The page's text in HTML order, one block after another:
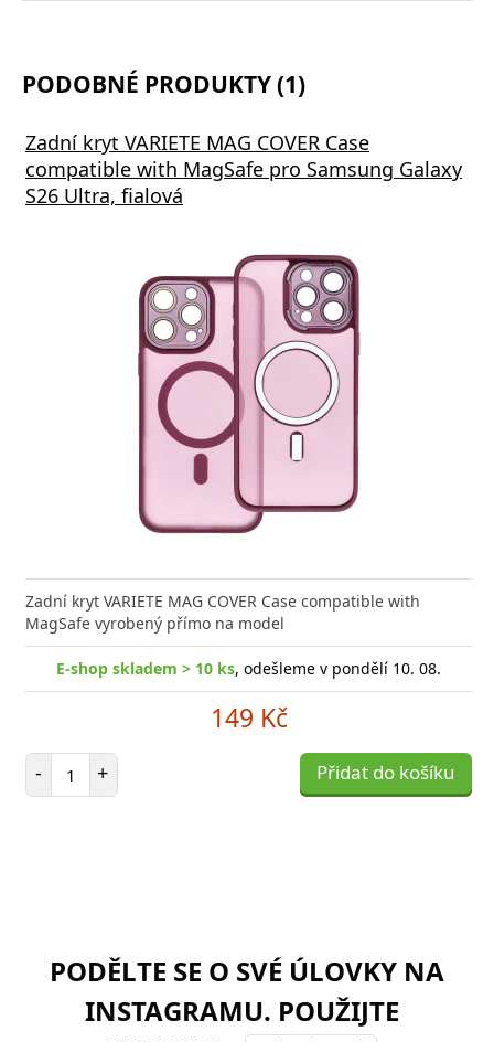
PODOBNÉ PRODUKTY (1)
Zadní kryt VARIETE MAG COVER Case
compatible with MagSafe pro Samsung Galaxy
S26 Ultra, fialová
Zadní kryt VARIETE MAG COVER Case compatible with
MagSafe vyrobený přímo na model
E-shop skladem > 10 ks, odešleme v pondělí 10. 08.
149 Kč
- Počet položek
+ Přidat do košíku
PODĚLTE SE O SVÉ ÚLOVKY NA
INSTAGRAMU. POUŽIJTE